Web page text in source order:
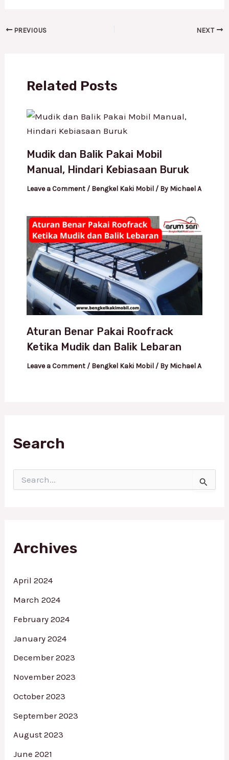
PREVIOUS NEXT
Related Posts
Mudik dan Balik Pakai Mobil
Manual, Hindari Kebiasaan Buruk
Leave a Comment / Bengkel Kaki Mobil/ By Michael A
Aturan Benar Pakai Roofrack
Ketika Mudik dan Balik Lebaran
Leave a Comment / Bengkel Kaki Mobil/ By Michael A
Search
e
o
Archives
April 2024
March 2024
February 2024
January 2024
December 2023
November 2023
October 2023
September 2023
August 2023
June 2021